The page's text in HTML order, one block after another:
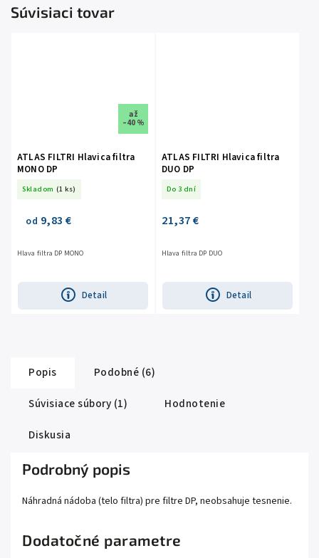
Súvisiaci tovar
až
–40 %
ATLAS FILTRI Hlavica filtra
MONO DP
Skladom (1 ks)
od 9,83 €
Detail
Hlava filtra DP MONO
ATLAS FILTRI Hlavica filtra
DUO DP
Do 3 dní
21,37 €
Detail
Hlava filtra DP DUO
Popis
Podobné (6)
Súvisiace súbory (1)
Hodnotenie
Diskusia
Podrobný popis
Náhradná nádoba (telo filtra) pre filtre DP, neobsahuje tesnenie.
Dodatočné parametre